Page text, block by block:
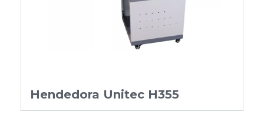
Hendedora Unitec H355